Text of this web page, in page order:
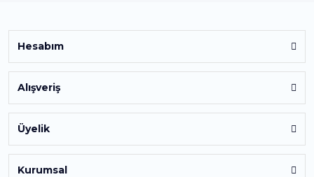
Hesabım
Alışveriş
Üyelik
Kurumsal